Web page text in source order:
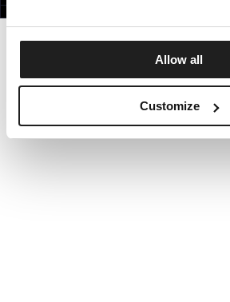
Allow all
Customize